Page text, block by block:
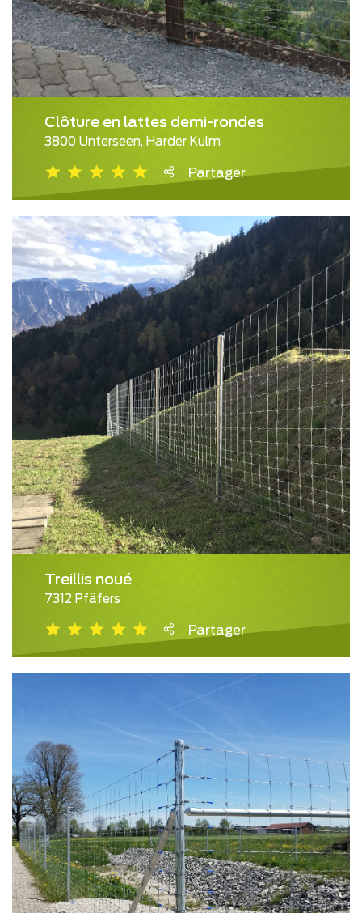
Clôture en lattes demi-rondes
3800 Unterseen, Harder Kulm
Partager
Treillis noué
7312 Pfäfers
Partager